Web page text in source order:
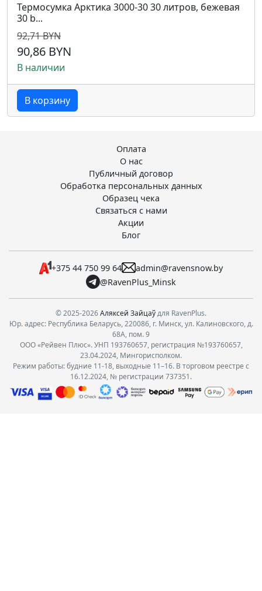
Термосумка Арктика 3000-30 30 литров, бежевая
30 b...
92,71 BYN
90,86 BYN
В наличии
В корзину
Оплата
О нас
Публичный договор
Обработка персональных данных
Образец чека
Связаться с нами
Акции
Блог
+375 44 750 99 64
admin@ravensnow.by
@RavenPlus_Minsk
© 2025-2026Аляксей Зайцаўдля RavenPlus.
Юр. адрес: Республика Беларусь, 220086, г. Минск, ул. Калиновского, д.
68А, пом. 9
ООО «Рейвен Плюс». УНП 193760657, регистрация №193760657,
23.04.2024, Мингорисполком.
Режим работы: будние 11-18, выходные 11–16. В торговом реестре с
16.12.2024, № регистрации 737351.